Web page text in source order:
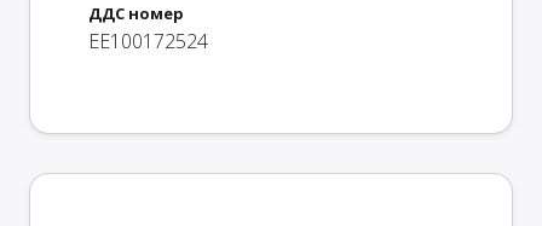
ДДС номер
EE100172524